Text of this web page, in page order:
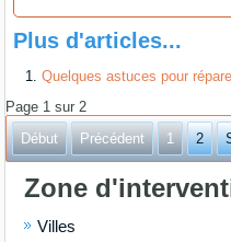
Plus d'articles...
Quelques astuces pour
Page 1 sur 2
Début
Précédent 1 2
Zone
Villes